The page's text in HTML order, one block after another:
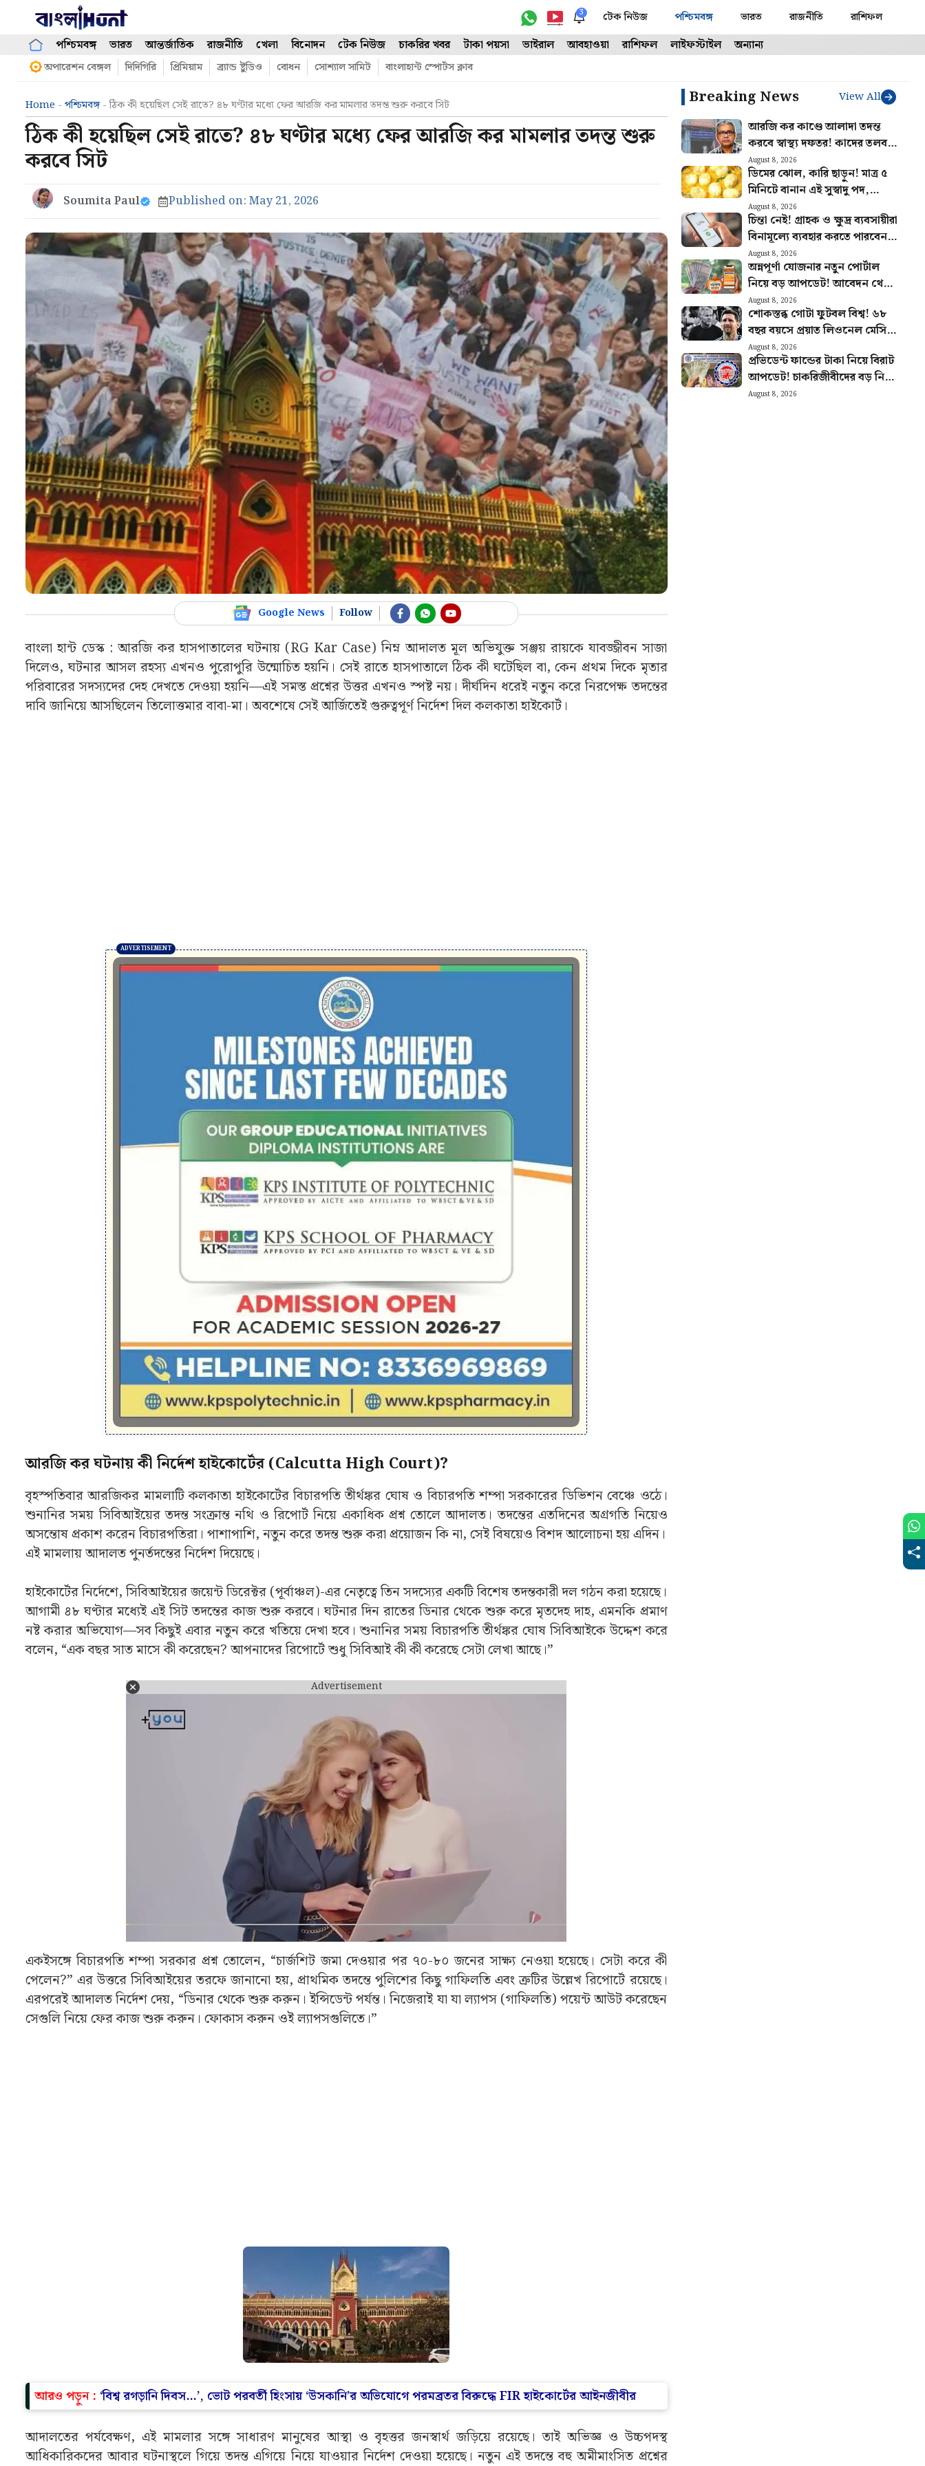
content
3 টেক নিউজ পশ্চিমবঙ্গ ভারত রাজনীতি রাশিফল
পশ্চিমবঙ্গ ভারত আন্তর্জাতিক রাজনীতি খেলা বিনোদন টেক নিউজ চাকরির খবর টাকা পয়সা ভাইরাল আবহাওয়া রাশিফল লাইফস্টাইল অন্যান্য
অপারেশন বেঙ্গল দিদিগিরি প্রিমিয়াম ব্র্যান্ড ষ্টুডিও বোধন সোশ্যাল সামিট বাংলাহান্ট স্পোর্টস ক্লাব
Home - পশ্চিমবঙ্গ-ঠিক কী হয়েছিল সেই রাতে? ৪৮ ঘণ্টার মধ্যে ফের আরজি কর মামলার তদন্ত শুরু করবে সিট
ঠিক কী হয়েছিল সেই রাতে? ৪৮ ঘণ্টার মধ্যে ফের আরজি কর মামলার তদন্ত শুরু
করবে সিট
Soumita Paul Published on: May 21, 2026
Google News Follow
বাংলা হান্ট ডেস্ক : আরজি কর হাসপাতালের ঘটনায় (RG Kar Case) নিম্ন আদালত মূল অভিযুক্ত সঞ্জয় রায়কে যাবজ্জীবন সাজা
দিলেও, ঘটনার আসল রহস্য এখনও পুরোপুরি উন্মোচিত হয়নি। সেই রাতে হাসপাতালে ঠিক কী ঘটেছিল বা, কেন প্রথম দিকে মৃতার
পরিবারের সদস্যদের দেহ দেখতে দেওয়া হয়নি—এই সমস্ত প্রশ্নের উত্তর এখনও স্পষ্ট নয়। দীর্ঘদিন ধরেই নতুন করে নিরপেক্ষ তদন্তের
দাবি জানিয়ে আসছিলেন তিলোত্তমার বাবা-মা। অবশেষে সেই আর্জিতেই গুরুত্বপূর্ণ নির্দেশ দিল কলকাতা হাইকোর্ট।
আরজি কর ঘটনায় কী নির্দেশ হাইকোর্টের (Calcutta High Court)?
বৃহস্পতিবার আরজিকর মামলাটি কলকাতা হাইকোর্টের বিচারপতি তীর্থঙ্কর ঘোষ ও বিচারপতি শম্পা সরকারের ডিভিশন বেঞ্চে ওঠে।
শুনানির সময় সিবিআইয়ের তদন্ত সংক্রান্ত নথি ও রিপোর্ট নিয়ে একাধিক প্রশ্ন তোলে আদালত। তদন্তের এতদিনের অগ্রগতি নিয়েও
অসন্তোষ প্রকাশ করেন বিচারপতিরা। পাশাপাশি, নতুন করে তদন্ত শুরু করা প্রয়োজন কি না, সেই বিষয়েও বিশদ আলোচনা হয় এদিন।
এই মামলায় আদালত পুনর্তদন্তের নির্দেশ দিয়েছে।
হাইকোর্টের নির্দেশে, সিবিআইয়ের জয়েন্ট ডিরেক্টর (পূর্বাঞ্চল)-এর নেতৃত্বে তিন সদস্যের একটি বিশেষ তদন্তকারী দল গঠন করা হয়েছে।
আগামী ৪৮ ঘণ্টার মধ্যেই এই সিট তদন্তের কাজ শুরু করবে। ঘটনার দিন রাতের ডিনার থেকে শুরু করে মৃতদেহ দাহ, এমনকি প্রমাণ
নষ্ট করার অভিযোগ—সব কিছুই এবার নতুন করে খতিয়ে দেখা হবে। শুনানির সময় বিচারপতি তীর্থঙ্কর ঘোষ সিবিআইকে উদ্দেশ করে
বলেন, “এক বছর সাত মাসে কী করেছেন? আপনাদের রিপোর্টে শুধু সিবিআই কী কী করেছে সেটা লেখা আছে।”
Advertisement
একইসঙ্গে বিচারপতি শম্পা সরকার প্রশ্ন তোলেন, “চার্জশিট জমা দেওয়ার পর ৭০-৮০ জনের সাক্ষ্য নেওয়া হয়েছে। সেটা করে কী
পেলেন?” এর উত্তরে সিবিআইয়ের তরফে জানানো হয়, প্রাথমিক তদন্তে পুলিশের কিছু গাফিলতি এবং ত্রুটির উল্লেখ রিপোর্টে রয়েছে।
এরপরেই আদালত নির্দেশ দেয়, “ডিনার থেকে শুরু করুন। ইন্সিডেন্ট পর্যন্ত। নিজেরাই যা যা ল্যাপস (গাফিলতি) পয়েন্ট আউট করেছেন
সেগুলি নিয়ে ফের কাজ শুরু করুন। ফোকাস করুন ওই ল্যাপসগুলিতে।”
আরও পড়ুন : ‘বিশ্ব রগড়ানি দিবস…’, ভোট পরবর্তী হিংসায় ‘উসকানি’র অভিযোগে পরমব্রতর বিরুদ্ধে FIR হাইকোর্টের আইনজীবীর
আদালতের পর্যবেক্ষণ, এই মামলার সঙ্গে সাধারণ মানুষের আস্থা ও বৃহত্তর জনস্বার্থ জড়িয়ে রয়েছে। তাই অভিজ্ঞ ও উচ্চপদস্থ
আধিকারিকদের আবার ঘটনাস্থলে গিয়ে তদন্ত এগিয়ে নিয়ে যাওয়ার নির্দেশ দেওয়া হয়েছে। নতুন এই তদন্তে বহু অমীমাংসিত প্রশ্নের
Breaking News View All
আরজি কর কাণ্ডে আলাদা তদন্ত
করবে স্বাস্থ্য দফতর! কাদের তলব
করা হবে? জানালেন স্বাস্থ্যমন্ত্রী
August 8, 2026
ডিমের ঝোল, কারি ছাড়ুন! মাত্র ৫
মিনিটে বানান এই সুস্বাদু পদ,
আঙুল চাটবেই সকলে
August 8, 2026
চিন্তা নেই! গ্রাহক ও ক্ষুদ্র ব্যবসায়ীরা
বিনামূল্যে ব্যবহার করতে পারবেন
UPI পরিষেবা
August 8, 2026
অন্নপূর্ণা যোজনার নতুন পোর্টাল
নিয়ে বড় আপডেট! আবেদন থেকে
স্ট্যাটাস চেক কীভাবে জানুন
August 8, 2026
শোকস্তব্ধ গোটা ফুটবল বিশ্ব! ৬৮
বছর বয়সে প্রয়াত লিওনেল মেসির
বাবা
August 8, 2026
প্রভিডেন্ট ফান্ডের টাকা নিয়ে বিরাট
আপডেট! চাকরিজীবীদের বড় নিয়ম
স্পষ্ট করল ইপিএফও
August 8, 2026